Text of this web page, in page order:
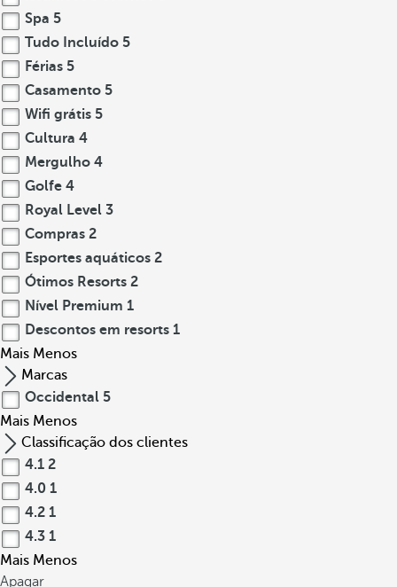
Spa 5
Tudo Incluído 5
Férias 5
Casamento 5
Wifi grátis 5
Cultura 4
Mergulho 4
Golfe 4
Royal Level 3
Compras 2
Esportes aquáticos 2
Ótimos Resorts 2
Nível Premium 1
Descontos em resorts 1
Mais Menos
Marcas
Occidental 5
Mais Menos
Classificação dos clientes
4.1 2
4.0 1
4.2 1
4.3 1
Mais Menos
Apagar